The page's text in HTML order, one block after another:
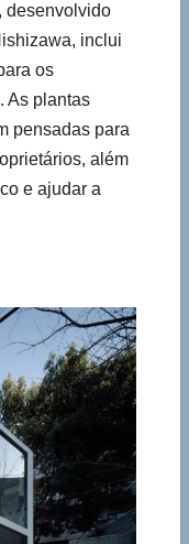
desenvolvido
inclui
os
As plantas
pensadas para
além
e ajudar a